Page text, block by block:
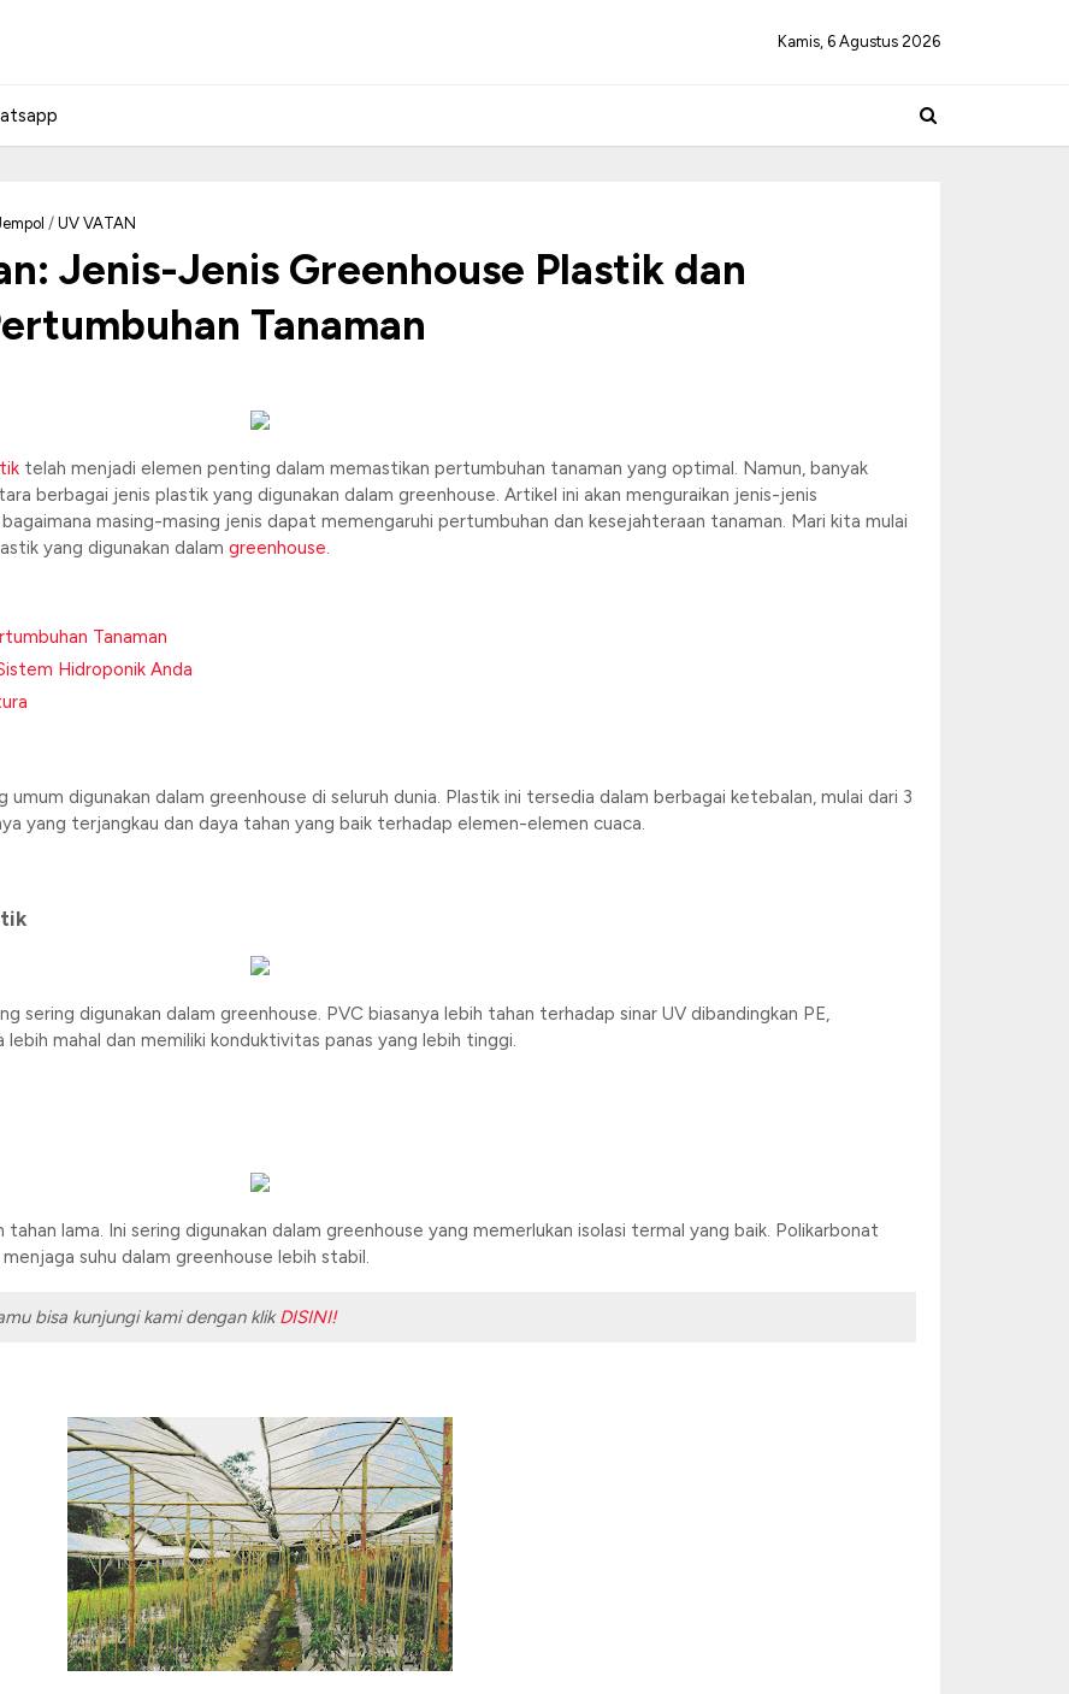
Kamis, 6 Agustus 2026
/ UV VATAN
Jenis-Jenis Greenhouse Plastik dan
Tanaman
telah menjadi elemen penting dalam memastikan pertumbuhan tanaman yang optimal. Namun, banyak
berbagai jenis plastik yang digunakan dalam greenhouse. Artikel ini akan menguraikan jenis-jenis
masing-masing jenis dapat memengaruhi pertumbuhan dan kesejahteraan tanaman. Mari kita mulai
yang digunakan dalam greenhouse.
Tanaman
Hidroponik Anda
digunakan dalam greenhouse di seluruh dunia. Plastik ini tersedia dalam berbagai ketebalan, mulai dari 3
yang terjangkau dan daya tahan yang baik terhadap elemen-elemen cuaca.
sering digunakan dalam greenhouse. PVC biasanya lebih tahan terhadap sinar UV dibandingkan PE,
mahal dan memiliki konduktivitas panas yang lebih tinggi.
lama. Ini sering digunakan dalam greenhouse yang memerlukan isolasi termal yang baik. Polikarbonat
suhu dalam greenhouse lebih stabil.
bisa kunjungi kami dengan klikDISINI!